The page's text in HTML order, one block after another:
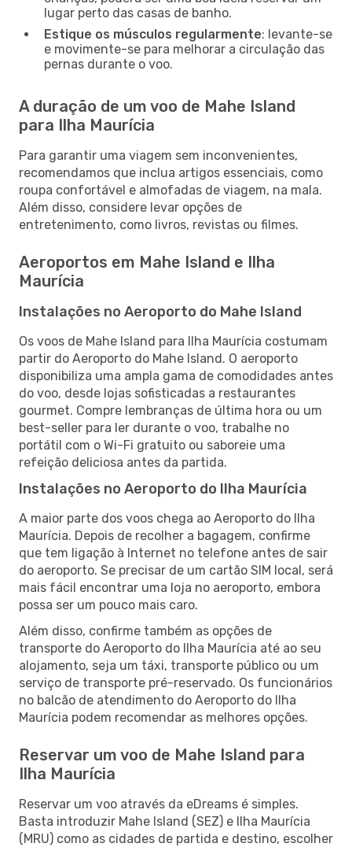
lugar perto das casas de banho.
Estique os músculos regularmente: levante-se
e movimente-se para melhorar a circulação das
pernas durante o voo.
A duração de um voo de Mahe Island
para Ilha Maurícia
Para garantir uma viagem sem inconvenientes,
recomendamos que inclua artigos essenciais, como
roupa confortável e almofadas de viagem, na mala.
Além disso, considere levar opções de
entretenimento, como livros, revistas ou filmes.
Aeroportos em Mahe Island e Ilha
Maurícia
Instalações no Aeroporto do Mahe Island
Os voos de Mahe Island para Ilha Maurícia costumam
partir do Aeroporto do Mahe Island. O aeroporto
disponibiliza uma ampla gama de comodidades antes
do voo, desde lojas sofisticadas a restaurantes
gourmet. Compre lembranças de última hora ou um
best-seller para ler durante o voo, trabalhe no
portátil com o Wi-Fi gratuito ou saboreie uma
refeição deliciosa antes da partida.
Instalações no Aeroporto do Ilha Maurícia
A maior parte dos voos chega ao Aeroporto do Ilha
Maurícia. Depois de recolher a bagagem, confirme
que tem ligação à Internet no telefone antes de sair
do aeroporto. Se precisar de um cartão SIM local, será
mais fácil encontrar uma loja no aeroporto, embora
possa ser um pouco mais caro.
Além disso, confirme também as opções de
transporte do Aeroporto do Ilha Maurícia até ao seu
alojamento, seja um táxi, transporte público ou um
serviço de transporte pré-reservado. Os funcionários
no balcão de atendimento do Aeroporto do Ilha
Maurícia podem recomendar as melhores opções.
Reservar um voo de Mahe Island para
Ilha Maurícia
Reservar um voo através da eDreams é simples.
Basta introduzir Mahe Island (SEZ) e Ilha Maurícia
(MRU) como as cidades de partida e destino, escolher